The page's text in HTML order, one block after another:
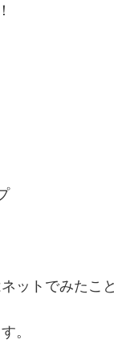
！
ットでみたこ
。